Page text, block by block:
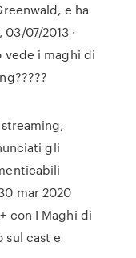
e ha
07/2013 ·
vede i maghi di
gli
mar 2020
con I Maghi di
sul cast e